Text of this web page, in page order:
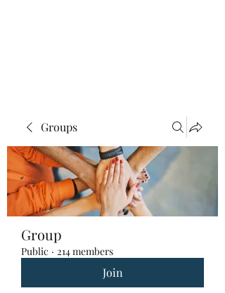
Groups
Group
Public · 214 members
Join